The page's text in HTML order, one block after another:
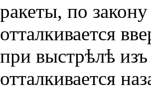
ракеты, по
отталкивается
при выстрѣлѣ
отталкивается